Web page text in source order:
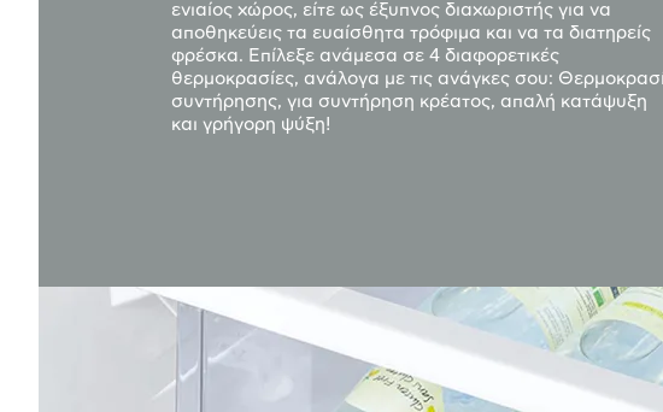
ενιαίος χώρος, είτε ως έξυπνος διαχωριστής για να
αποθηκεύεις τα ευαίσθητα τρόφιμα και να τα διατηρείς
φρέσκα. Επίλεξε ανάμεσα σε 4 διαφορετικές
θερμοκρασίες, ανάλογα με τις ανάγκες σου:
συντήρησης, για συντήρηση κρέατος, απαλή κατάψυξη
και γρήγορη ψύξη!